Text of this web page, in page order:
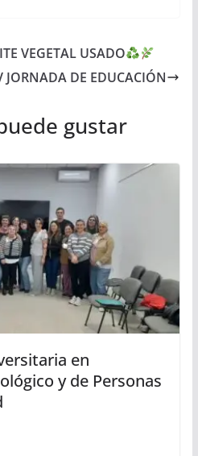
VEGETAL USADO
JORNADA DE EDUCACIÓN
gustar
en
y de Personas